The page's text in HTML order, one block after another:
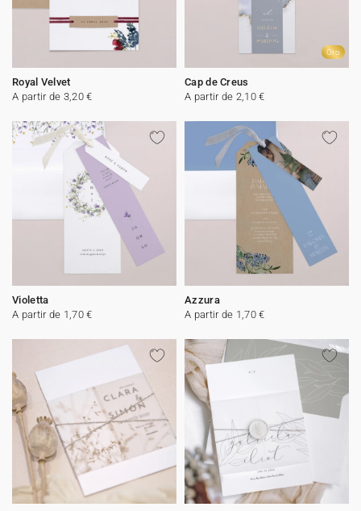
Royal Velvet
A partir de 3,20 €
Oro
Cap de Creus
A partir de 2,10 €
Violetta
A partir de 1,70 €
Azzura
A partir de 1,70 €